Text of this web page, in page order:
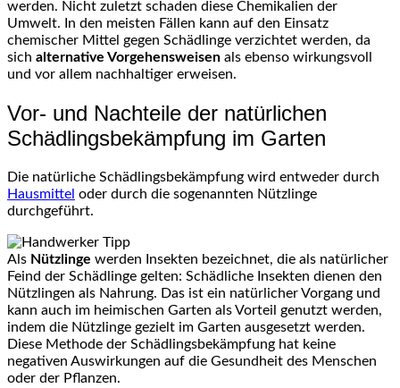
werden. Nicht zuletzt schaden diese Chemikalien der
Umwelt. In den meisten Fällen kann auf den Einsatz
chemischer Mittel gegen Schädlinge verzichtet werden, da
sich alternative Vorgehensweisen als ebenso wirkungsvoll
und vor allem nachhaltiger erweisen.
Vor- und Nachteile der natürlichen
Schädlingsbekämpfung im Garten
Die natürliche Schädlingsbekämpfung wird entweder durch
Hausmittel oder durch die sogenannten Nützlinge
durchgeführt.
Als Nützlinge werden Insekten bezeichnet, die als natürlicher
Feind der Schädlinge gelten: Schädliche Insekten dienen den
Nützlingen als Nahrung. Das ist ein natürlicher Vorgang und
kann auch im heimischen Garten als Vorteil genutzt werden,
indem die Nützlinge gezielt im Garten ausgesetzt werden.
Diese Methode der Schädlingsbekämpfung hat keine
negativen Auswirkungen auf die Gesundheit des Menschen
oder der Pflanzen.